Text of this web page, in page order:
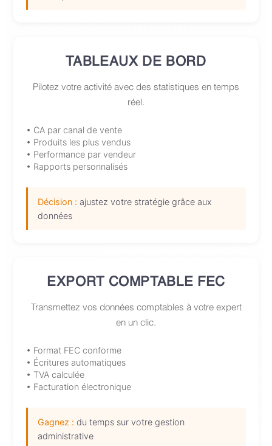
TABLEAUX DE BORD
Pilotez votre activité avec des statistiques en temps
réel.
• CA par canal de vente
• Produits les plus vendus
• Performance par vendeur
• Rapports personnalisés
Décision : ajustez votre stratégie grâce aux
données
EXPORT COMPTABLE FEC
Transmettez vos données comptables à votre expert
en un clic.
• Format FEC conforme
• Écritures automatiques
• TVA calculée
• Facturation électronique
Gagnez : du temps sur votre gestion
administrative